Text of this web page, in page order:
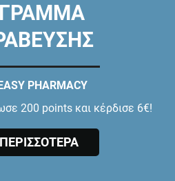
PHARMACY
200 points και κέρδισε 6€!